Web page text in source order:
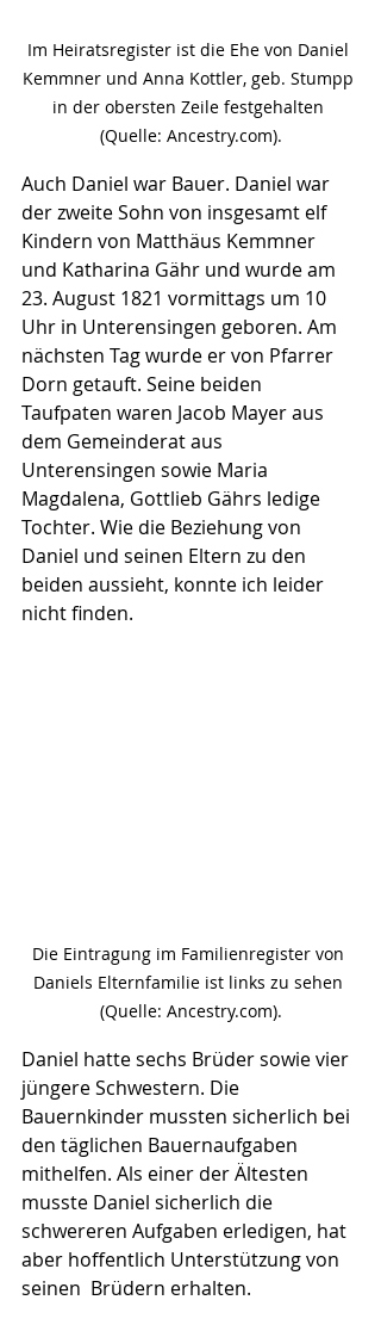
Im Heiratsregister ist die Ehe von Daniel
Kemmner und Anna Kottler, geb. Stumpp
in der obersten Zeile festgehalten
(Quelle: Ancestry.com).
Auch Daniel war Bauer. Daniel war
der zweite Sohn von insgesamt elf
Kindern von Matthäus Kemmner
und Katharina Gähr und wurde am
23. August 1821 vormittags um 10
Uhr in Unterensingen geboren. Am
nächsten Tag wurde er von Pfarrer
Dorn getauft. Seine beiden
Taufpaten waren Jacob Mayer aus
dem Gemeinderat aus
Unterensingen sowie Maria
Magdalena, Gottlieb Gährs ledige
Tochter. Wie die Beziehung von
Daniel und seinen Eltern zu den
beiden aussieht, konnte ich leider
nicht finden.
Die Eintragung im Familienregister von
Daniels Elternfamilie ist links zu sehen
(Quelle: Ancestry.com).
Daniel hatte sechs Brüder sowie vier
jüngere Schwestern. Die
Bauernkinder mussten sicherlich bei
den täglichen Bauernaufgaben
mithelfen. Als einer der Ältesten
musste Daniel sicherlich die
schwereren Aufgaben erledigen, hat
aber hoffentlich Unterstützung von
seinen  Brüdern erhalten.